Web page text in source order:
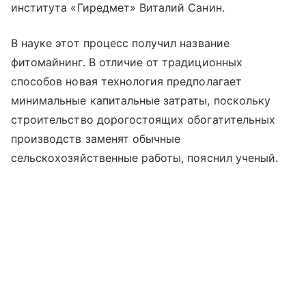
института «Гиредмет» Виталий Санин.
В науке этот процесс получил название
фитомайнинг. В отличие от традиционных
способов новая технология предполагает
минимальные капитальные затраты, поскольку
строительство дорогостоящих обогатительных
производств заменят обычные
сельскохозяйственные работы, пояснил ученый.